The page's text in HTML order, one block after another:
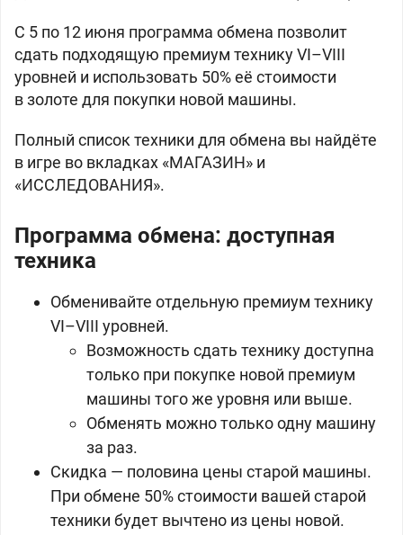
С 5 по 12 июня программа обмена позволит
сдать подходящую премиум технику VI–VIII
уровней и использовать 50% её стоимости
взолоте для покупки новой машины.
Полный список техники для обмена вы найдёте
в игре во вкладках «МАГАЗИН» и
«ИССЛЕДОВАНИЯ».
Программа обмена: доступная
техника
Обменивайте отдельную премиум технику
VI–VIII уровней.
Возможность сдать технику доступна
только при покупке новой премиум
машины того же уровня или выше.
Обменять можно только одну машину
за раз.
Скидка — половина цены старой машины.
При обмене 50% стоимости вашей старой
техники будет вычтено из цены новой.